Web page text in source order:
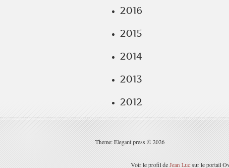
2016
2015
2014
2013
2012
Theme: Elegant press © 2026
Voir le profil deJean Lucsur le portail